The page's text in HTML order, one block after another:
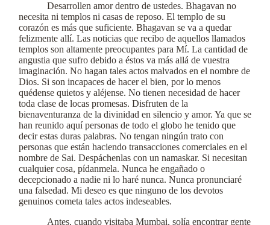
Desarrollen amor dentro de ustedes. Bhagavan no
necesita ni templos ni casas de reposo. El templo de su
corazón es más que suficiente. Bhagavan se va a quedar
felizmente allí. Las noticias que recibo de aquellos llamados
templos son altamente preocupantes para Mí. La cantidad de
angustia que sufro debido a éstos va más allá de vuestra
imaginación. No hagan tales actos malvados en el nombre de
Dios. Si son incapaces de hacer el bien, por lo menos
quédense quietos y aléjense. No tienen necesidad de hacer
toda clase de locas promesas. Disfruten de la
bienaventuranza de la divinidad en silencio y amor. Ya que se
han reunido aquí personas de todo el globo he tenido que
decir estas duras palabras. No tengan ningún trato con
personas que están haciendo transacciones comerciales en el
nombre de Sai. Despáchenlas con un namaskar. Si necesitan
cualquier cosa, pídanmela. Nunca he engañado o
decepcionado a nadie ni lo haré nunca. Nunca pronunciaré
una falsedad. Mi deseo es que ninguno de los devotos
genuinos cometa tales actos indeseables.
Antes, cuando visitaba Mumbai, solía encontrar gente